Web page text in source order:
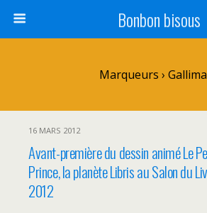
Bonbon bisous
Marqueurs ›
16 MARS 2012
Avant-première du dessin animé Le
Prince, la planète Libris au Salon du
2012